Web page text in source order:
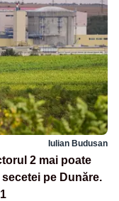
Iulian Budusan
2 mai poate
pe Dunăre.